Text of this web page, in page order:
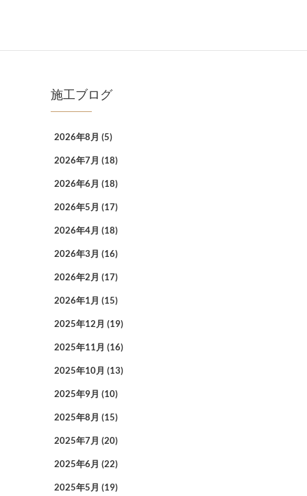
施工ブログ
2026年8月 (5)
2026年7月 (18)
2026年6月 (18)
2026年5月 (17)
2026年4月 (18)
2026年3月 (16)
2026年2月 (17)
2026年1月 (15)
2025年12月 (19)
2025年11月 (16)
2025年10月 (13)
2025年9月 (10)
2025年8月 (15)
2025年7月 (20)
2025年6月 (22)
2025年5月 (19)